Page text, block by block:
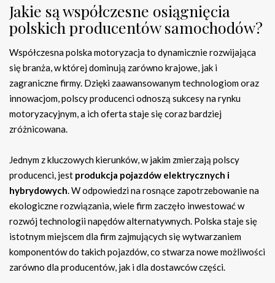
Jakie są współczesne osiągnięcia
polskich producentów samochodów?
Współczesna polska motoryzacja to dynamicznie rozwijająca
się branża, w której dominują zarówno krajowe, jak i
zagraniczne firmy. Dzięki zaawansowanym technologiom oraz
innowacjom, polscy producenci odnoszą sukcesy na rynku
motoryzacyjnym, a ich oferta staje się coraz bardziej
zróżnicowana.
Jednym z kluczowych kierunków, w jakim zmierzają polscy
producenci, jest produkcja pojazdów elektrycznych i
hybrydowych. W odpowiedzi na rosnące zapotrzebowanie na
ekologiczne rozwiązania, wiele firm zaczęło inwestować w
rozwój technologii napędów alternatywnych. Polska staje się
istotnym miejscem dla firm zajmujących się wytwarzaniem
komponentów do takich pojazdów, co stwarza nowe możliwości
zarówno dla producentów, jak i dla dostawców części.